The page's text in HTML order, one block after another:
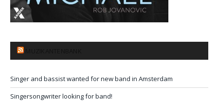
Singer and bassist wanted for new band in Amsterdam
Singersongwriter looking for band!